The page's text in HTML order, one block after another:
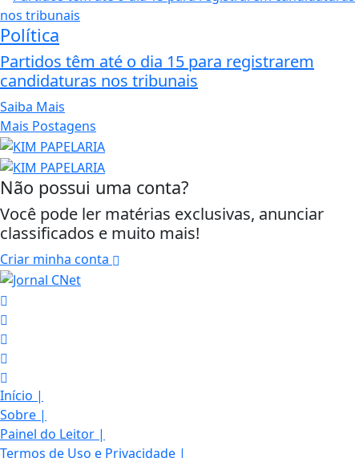
Política
Partidos têm até o dia 15 para registrarem
candidaturas nos tribunais
Saiba Mais
Mais Postagens
Não possui uma conta?
Você pode ler matérias exclusivas, anunciar
classificados e muito mais!
Criar minha conta
Início |
Sobre |
Painel do Leitor |
Termos de Uso e Privacidade |